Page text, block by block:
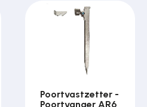
Poortvastzetter -
Poortvanger AR6